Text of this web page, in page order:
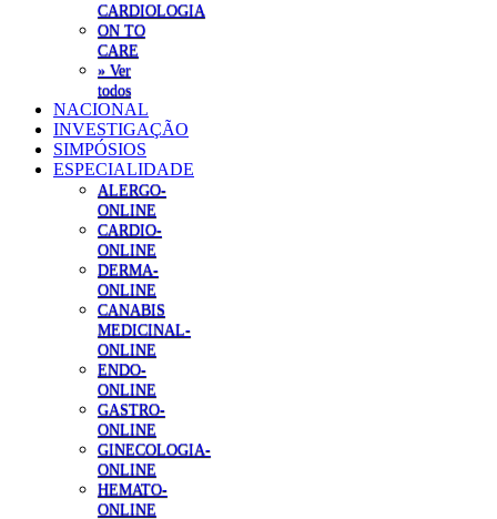
CARDIOLOGIA
ON TO
CARE
» Ver
todos
NACIONAL
INVESTIGAÇÃO
SIMPÓSIOS
ESPECIALIDADE
ALERGO-
ONLINE
CARDIO-
ONLINE
DERMA-
ONLINE
CANABIS
MEDICINAL-
ONLINE
ENDO-
ONLINE
GASTRO-
ONLINE
GINECOLOGIA-
ONLINE
HEMATO-
ONLINE